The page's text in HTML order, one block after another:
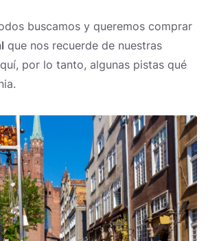
buscamos y queremos comprar
que nos recuerde de nuestras
por lo tanto, algunas pistas qué